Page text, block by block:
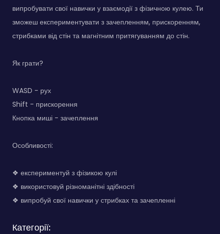
випробувати свої навички у взаємодії з фізичною кулею. Ти
зможеш експериментувати з зачепленням, прискоренням,
стрибками від стін та магнітним притягуванням до стін.
Як грати?
WASD - рух
Shift - прискорення
Кнопка миші - зачеплення
Особливості:
❖ експериментуй з фізикою кулі
❖ використовуй різноманітні здібності
❖ випробуй свої навички у стрибках та зачепленні
Категорії: